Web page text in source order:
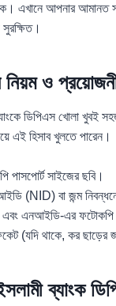
এখানে আপনার আমানত
সুরক্ষিত।
নিয়ম ও
ডিপিএস খোলা খুবই
এই হিসাব খুলতে পারেন।
পাসপোর্ট সাইজের ছবি।
(NID) বা জন্ম
এবং এনআইডি-এর
(যদি থাকে, কর
ব্যাংক